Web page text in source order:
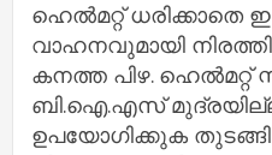
ഹെൽമറ്റ് ധരിക്കാതെ
വാഹനവുമായി
കനത്ത പിഴ. ഹെൽമറ്റ്
ബി.ഐ.എസ്
ഉപയോഗിക്കുക